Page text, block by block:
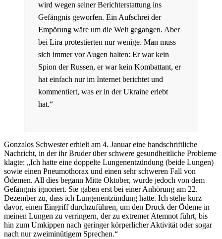
wird wegen seiner Berichterstattung ins
Gefängnis geworfen. Ein Aufschrei der
Empörung wäre um die Welt gegangen. Aber
bei Lira protestierten nur wenige. Man muss
sich immer vor Augen halten: Er war kein
Spion der Russen, er war kein Kombattant, er
hat einfach nur im Internet berichtet und
kommentiert, was er in der Ukraine erlebt
hat.“
Gonzalos Schwester erhielt am 4. Januar eine handschriftliche
Nachricht, in der ihr Bruder über schwere gesundheitliche Probleme
klagte: „Ich hatte eine doppelte Lungenentzündung (beide Lungen)
sowie einen Pneumothorax und einen sehr schweren Fall von
Ödemen. All dies begann Mitte Oktober, wurde jedoch von dem
Gefängnis ignoriert. Sie gaben erst bei einer Anhörung am 22.
Dezember zu, dass ich Lungenentzündung hatte. Ich stehe kurz
davor, einen Eingriff durchzuführen, um den Druck der Ödeme in
meinen Lungen zu verringern, der zu extremer Atemnot führt, bis
hin zum Umkippen nach geringer körperlicher Aktivität oder sogar
nach nur zweiminütigem Sprechen.“